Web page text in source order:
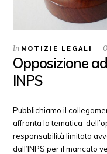
In NOTIZIE LEGALI
Opposizione
INPS
Pubblichiamo il
affronta la tematica
responsabilità limitata
dall’INPS per il mancato